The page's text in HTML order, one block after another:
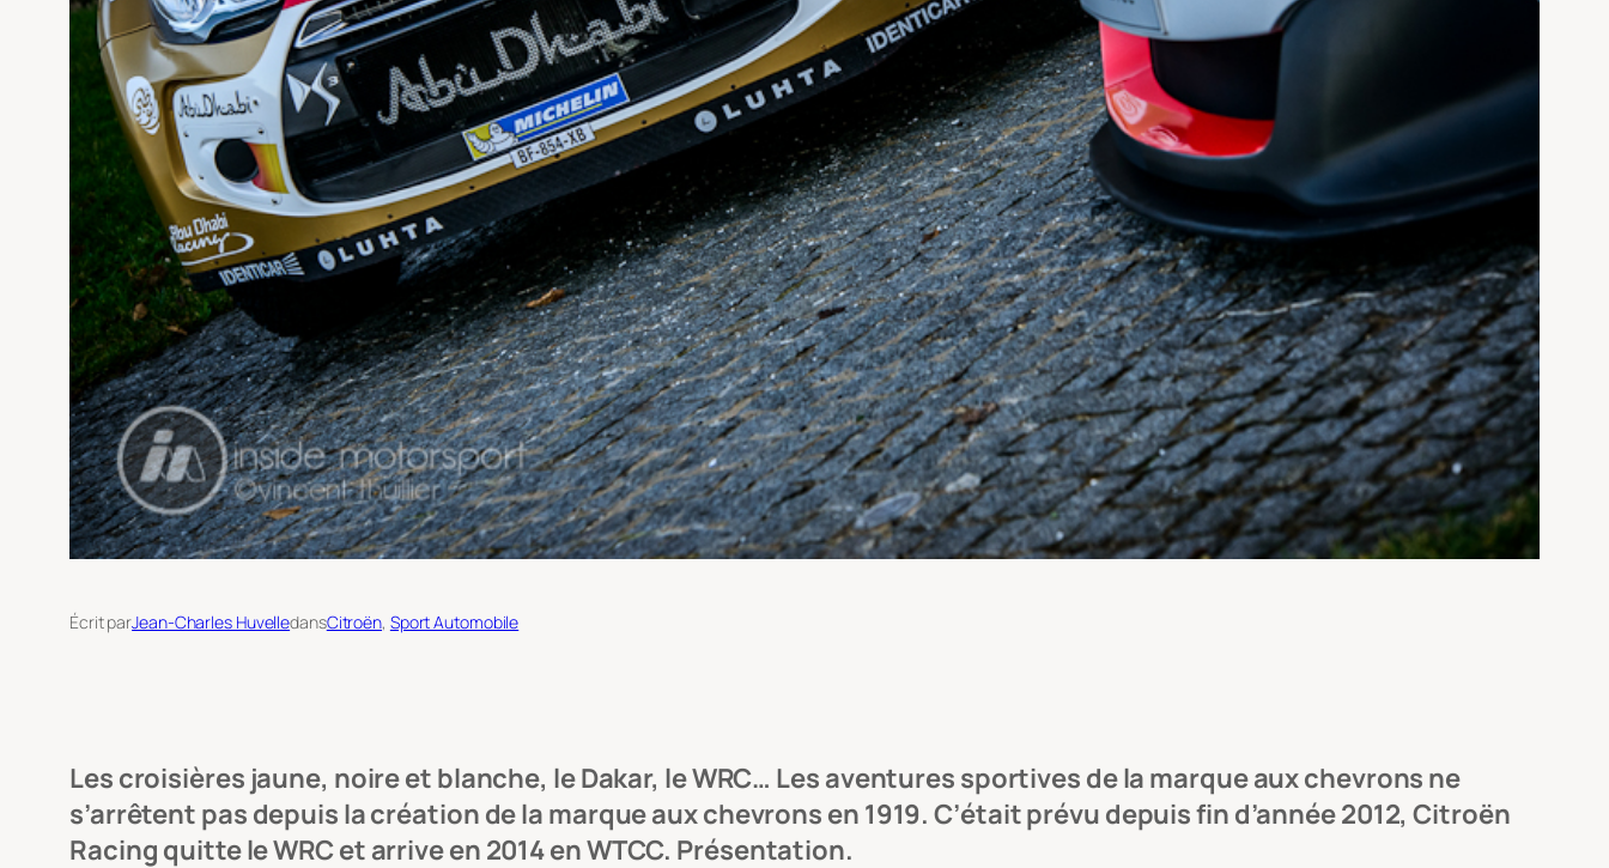
Écrit parJean-Charles HuvelledansCitroën, Sport Automobile
Les croisières jaune, noire et blanche, le Dakar, le WRC… Les aventures sportives de la marque aux chevrons ne
s’arrêtent pas depuis la création de la marque aux chevrons en 1919. C’était prévu depuis fin d’année 2012, Citroën
Racing quitte le WRC et arrive en 2014 en WTCC. Présentation.